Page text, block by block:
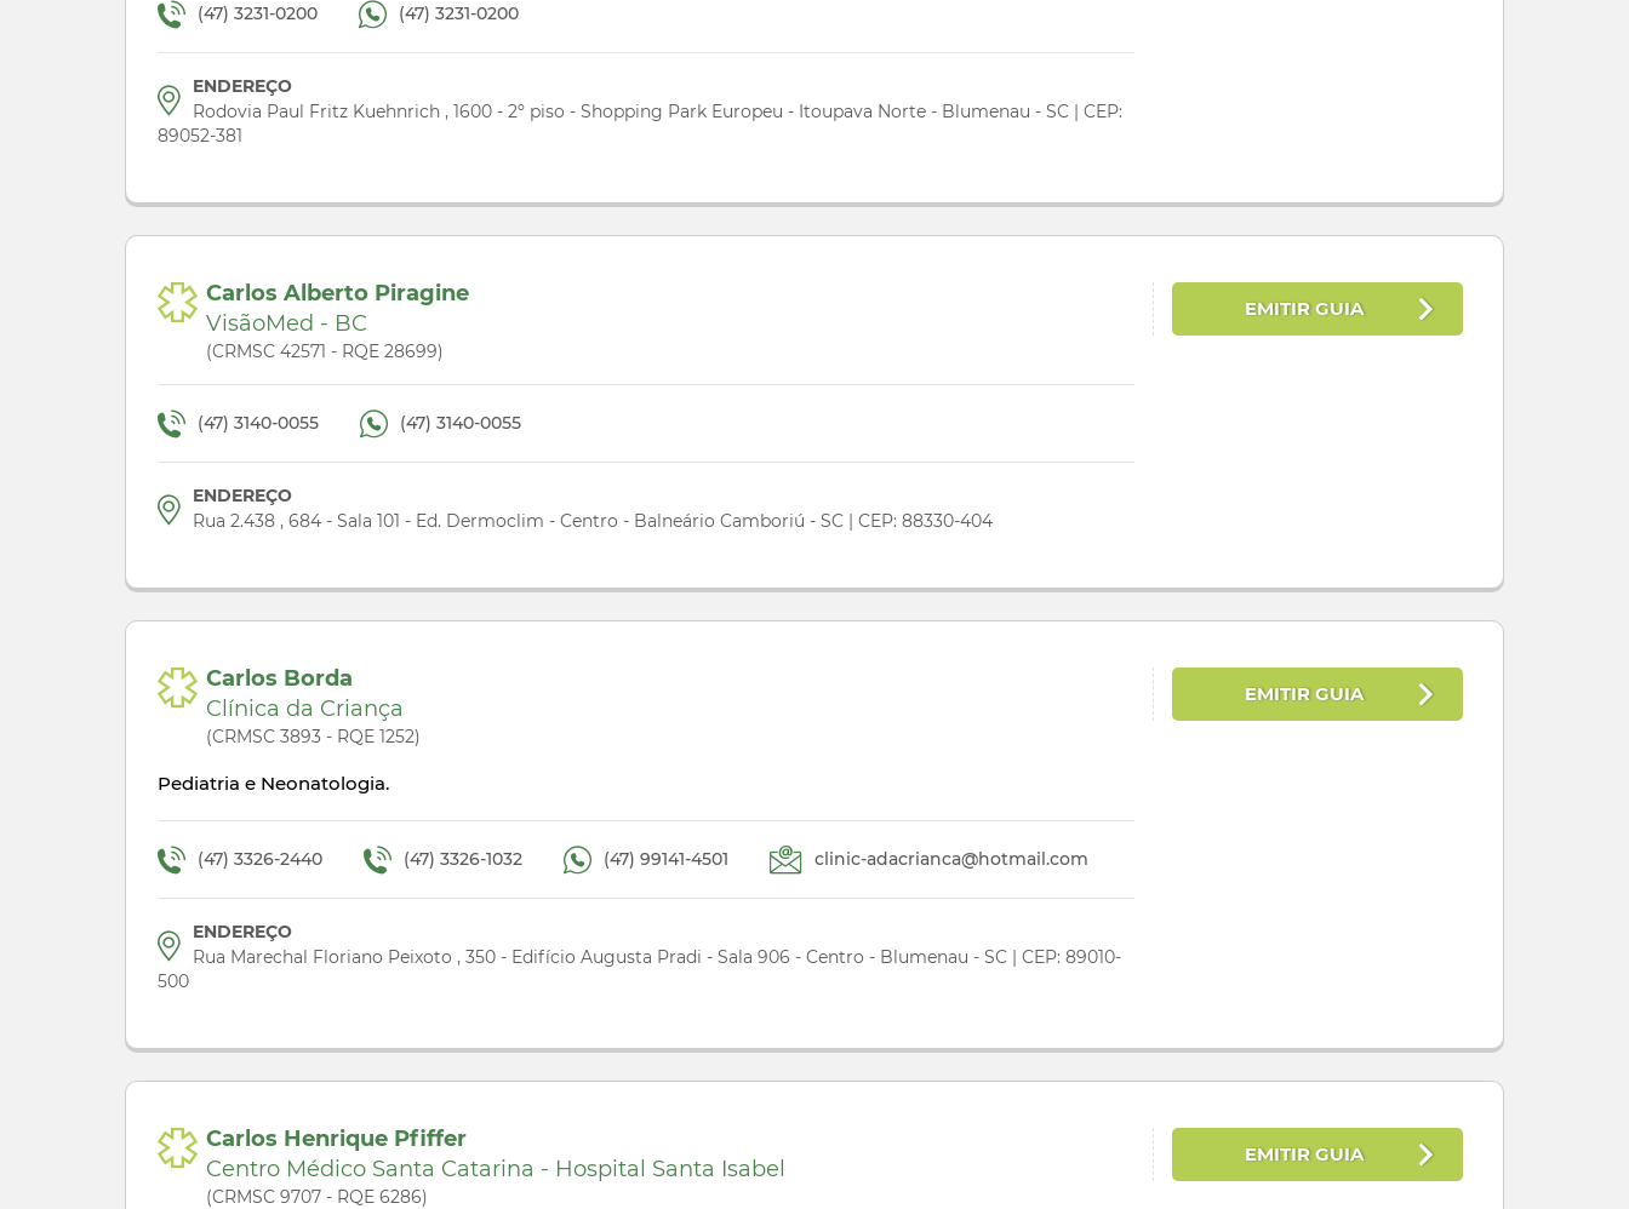
(47) 3231-0200 (47) 3231-0200
ENDEREÇO
Rodovia Paul Fritz Kuehnrich , 1600 - 2º piso - Shopping Park Europeu - Itoupava Norte - Blumenau - SC | CEP:
89052-381
Carlos Alberto Piragine
VisãoMed - BC
(CRMSC 42571 - RQE 28699)
(47) 3140-0055 (47) 3140-0055
ENDEREÇO
Rua 2.438 , 684 - Sala 101 - Ed. Dermoclim - Centro - Balneário Camboriú - SC | CEP: 88330-404
EMITIR GUIA
Carlos Borda
Clínica da Criança
(CRMSC 3893 - RQE 1252)
Pediatria e Neonatologia.
(47) 3326-2440 (47) 3326-1032 (47) 99141-4501 clinic-adacrianca@hotmail.com
ENDEREÇO
Rua Marechal Floriano Peixoto , 350 - Edifício Augusta Pradi - Sala 906 - Centro - Blumenau - SC | CEP: 89010-
500
EMITIR GUIA
Carlos Henrique Pfiffer
Centro Médico Santa Catarina - Hospital Santa Isabel
(CRMSC 9707 - RQE 6286)
EMITIR GUIA